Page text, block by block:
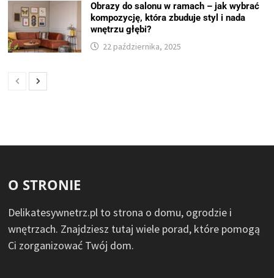
Obrazy do salonu w ramach – jak wybrać
kompozycję, która zbuduje styl i nada
wnętrzu głębi?
22 października, 2025
O STRONIE
Delikatesywnetrz.pl to strona o domu, ogrodzie i
wnętrzach. Znajdziesz tutaj wiele porad, które pomogą
Ci zorganizować Twój dom.